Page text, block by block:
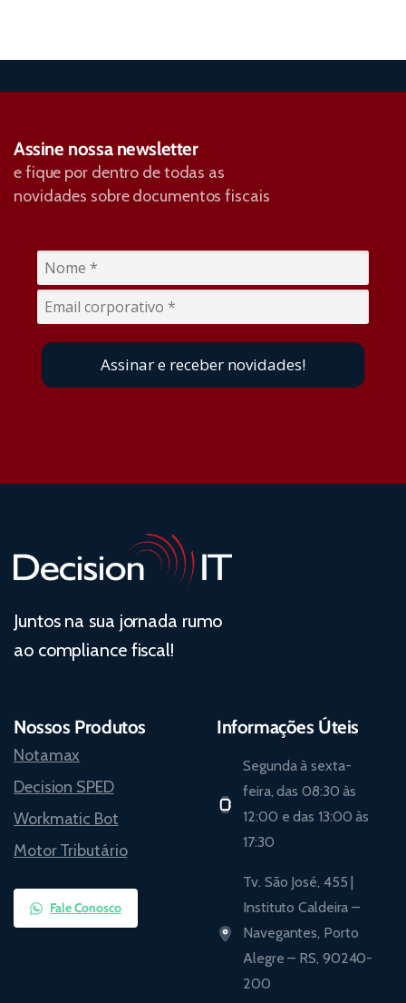
Assine nossa newsletter
e fique por dentro de todas as
novidades sobre documentos fiscais
Assinar e receber novidades!
Juntos na sua jornada rumo
ao compliance fiscal!
Nossos Produtos
Notamax
Decision SPED
Workmatic Bot
Motor Tributário
Fale Conosco
Informações Úteis
Segunda à sexta-
feira, das 08:30 às
12:00 e das 13:00 às
17:30
Tv. São José, 455 |
Instituto Caldeira –
Navegantes, Porto
Alegre – RS, 90240-
200